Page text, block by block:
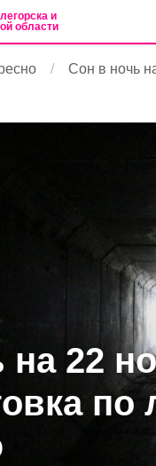
и
области
Сон в ночь
22
по